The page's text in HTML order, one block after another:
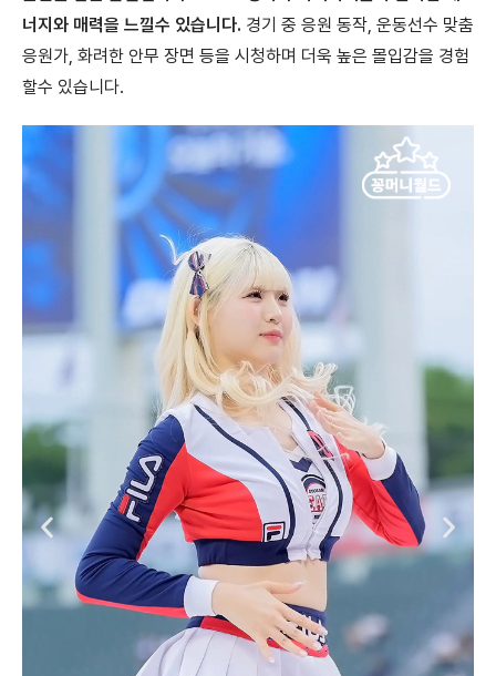
너지와 매력을 느낄수 있습니다. 경기 중 응원 동작, 운동선수 맞춤
응원가, 화려한 안무 장면 등을 시청하며 더욱 높은 몰입감을 경험
할수 있습니다.